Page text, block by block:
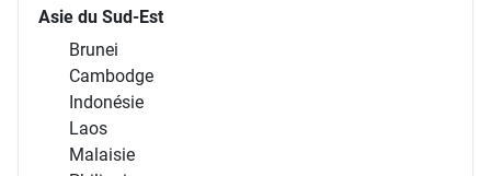
Asie du Sud-Est
Brunei
Cambodge
Indonésie
Laos
Malaisie